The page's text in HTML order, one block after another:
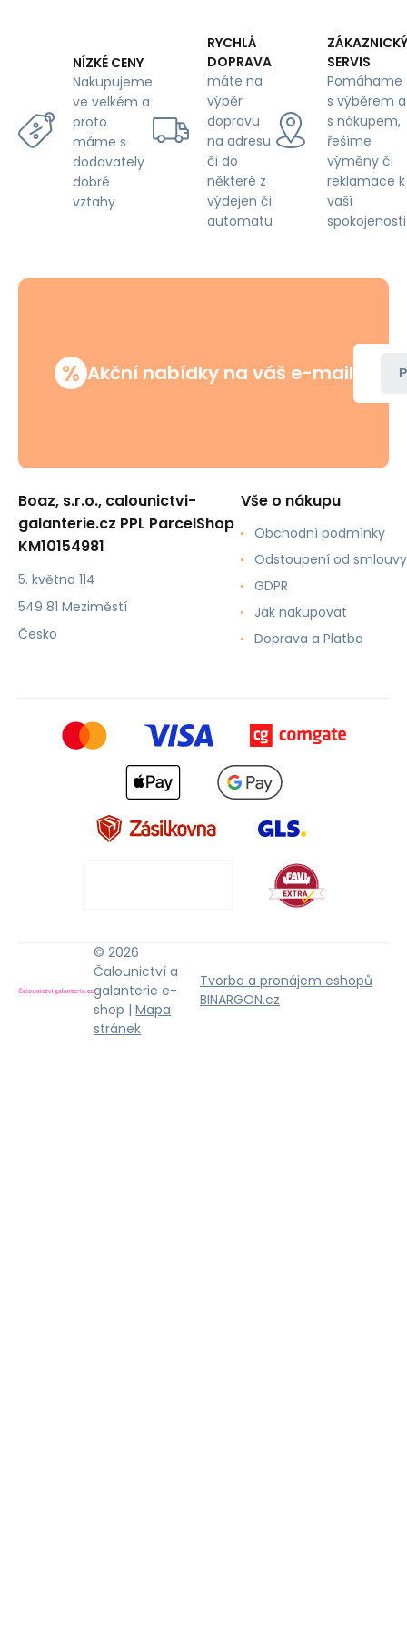
Proof,
Silver
NÍZKÉ CENY
Nakupujeme
ve velkém a
proto
máme s
dodavately
dobré
vztahy
RYCHLÁ
DOPRAVA
máte na
výběr
dopravu
na adresu
či do
některé z
výdejen či
automatu
ZÁKAZNICKÝ
SERVIS
Pomáhame
s výběrem a
s nákupem,
řešíme
výměny či
reklamace k
vaší
spokojenosti
% Akční nabídky na váš e-mail
Boaz, s.r.o., calounictvi-
galanterie.cz PPL ParcelShop
KM10154981
5. května 114
549 81 Meziměstí
Česko
Vše o nákupu
Obchodní podmínky
Odstoupení od smlouvy
GDPR
Jak nakupovat
Doprava a Platba
© 2026
Čalounictví a
galanterie e-
shop |Mapa
stránek
Tvorba a pronájem eshopů
BINARGON.cz